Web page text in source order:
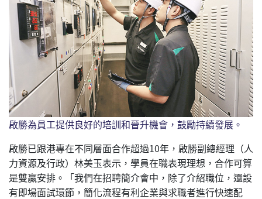
啟勝為員工提供良好的培訓和晉升機會，鼓勵持續發展。
啟勝已跟港專在不同層面合作超過10年，啟勝副總經理（人
力資源及行政）林美玉表示，學員在職表現理想，合作可算
是雙贏安排。「我們在招聘簡介會中，除了介紹職位，還設
有即場面試環節，簡化流程有利企業與求職者進行快速配